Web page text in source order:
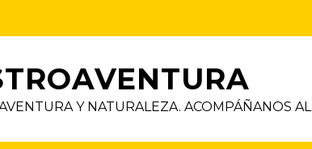
Y NATURALEZA. ACOMPÁÑANOS